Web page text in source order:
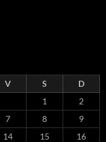
V S
D
1
2
7 8
9
14 15
16